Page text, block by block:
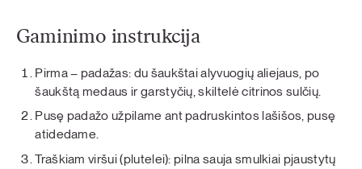
Gaminimo instrukcija
Pirma – padažas: du šaukštai alyvuogių aliejaus, po
šaukštą medaus ir garstyčių, skiltelė citrinos sulčių.
Pusę padažo užpilame ant padruskintos lašišos, pusę
atidedame.
Traškiam viršui (plutelei): pilna sauja smulkiai pjaustytų